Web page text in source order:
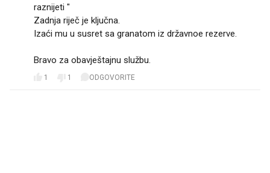
raznijeti "
Zadnja riječ je ključna.
Izaći mu u susret sa granatom iz državnoe rezerve.
Bravo za obavještajnu službu.
1 1 ODGOVORITE